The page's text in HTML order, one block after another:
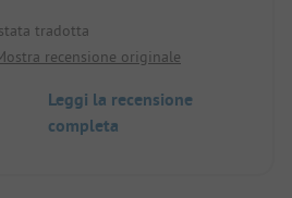
Collegamento
di Patrasso, che dista 80
bello. Tramonti grandiosi
al largo.
tradotta
recensione originale
Leggi la recensione
completa